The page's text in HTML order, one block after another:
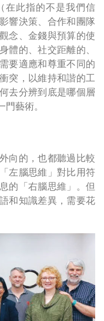
在此指的不是我們信
響決策、合作和團隊
念、金錢與預算的使
體的、社交距離的、
要適應和尊重不同的
突，以維持和諧的工
去分辨到底是哪個層
藝術。
向的，也都聽過比較
左腦思維」對比用符
的「右腦思維」。但
和知識差異，需要花